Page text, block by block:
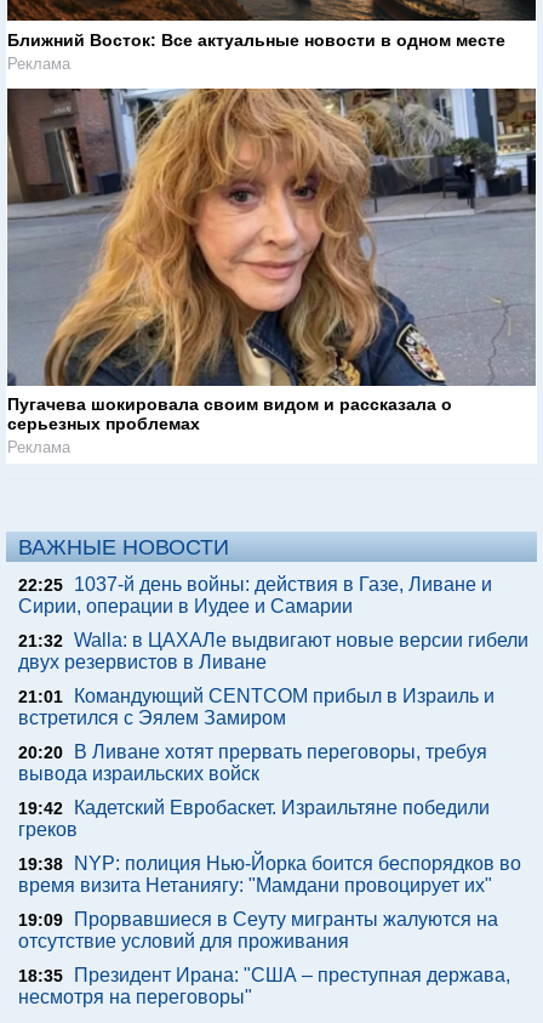
Ближний Восток: Все актуальные новости в одном месте
Реклама
Пугачева шокировала своим видом и рассказала о
серьезных проблемах
Реклама
ВАЖНЫЕ НОВОСТИ
22:25
1037-й день войны: действия в Газе, Ливане и
Сирии, операции в Иудее и Самарии
21:32 Walla: в ЦАХАЛе выдвигают новые версии гибели
двух резервистов в Ливане
21:01
Командующий CENTCOM прибыл в Израиль и
встретился с Эялем Замиром
20:20
В Ливане хотят прервать переговоры, требуя
вывода израильских войск
19:42
Кадетский Евробаскет. Израильтяне победили
греков
19:38
NYP: полиция Нью-Йорка боится беспорядков во
время визита Нетаниягу: "Мамдани провоцирует их"
19:09
Прорвавшиеся в Сеуту мигранты жалуются на
отсутствие условий для проживания
18:35
Президент Ирана: "США – преступная держава,
несмотря на переговоры"